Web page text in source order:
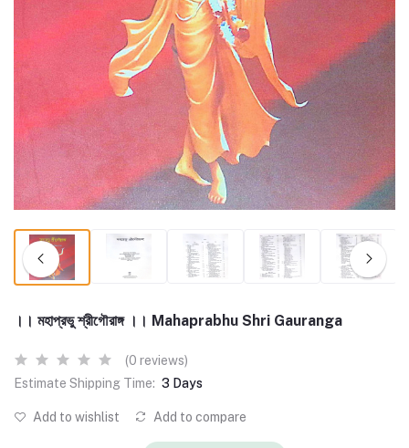
।। মহাপ্রভু শ্রীগৌরাঙ্গ ।। Mahaprabhu Shri Gauranga
(0 reviews)
Estimate Shipping Time: 3 Days
Add to wishlist Add to compare